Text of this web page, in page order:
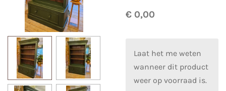
€ 0,00
Laat het me weten
wanneer dit product
weer op voorraad is.